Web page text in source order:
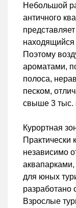
Небольшой
античного
находящийся
Поэтому
ароматами,
полоса,
песком,
свыше 3 тыс.
Курортная
Практически
независимо
для юных
разработано
Взрослые